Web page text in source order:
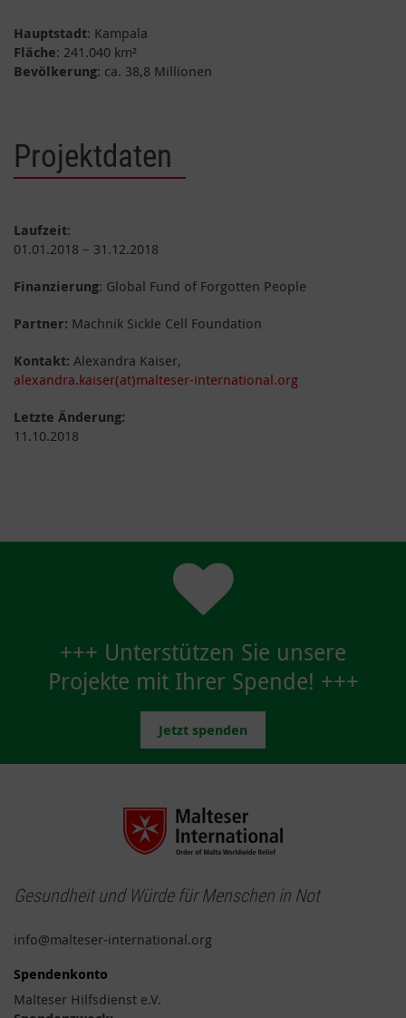
Hauptstadt: Kampala
Fläche: 241.040 km²
Bevölkerung: ca. 38,8 Millionen
Projektdaten
Laufzeit:
01.01.2018 – 31.12.2018
Finanzierung: Global Fund of Forgotten People
Partner: Machnik Sickle Cell Foundation
Kontakt: Alexandra Kaiser,
alexandra.kaiser(at)malteser-international.org
Letzte Änderung:
11.10.2018
+++ Unterstützen Sie unsere
Projekte mit Ihrer Spende! +++
Jetzt spenden
Gesundheit und Würde für Menschen in Not
info@malteser-international.org
Spendenkonto
Malteser Hilfsdienst e.V.